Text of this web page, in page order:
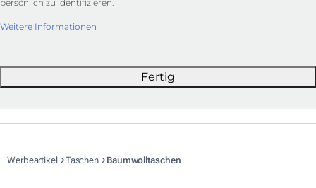
persönlich zu identifizieren.
Weitere Informationen
Fertig
Werbeartikel Taschen Baumwolltaschen